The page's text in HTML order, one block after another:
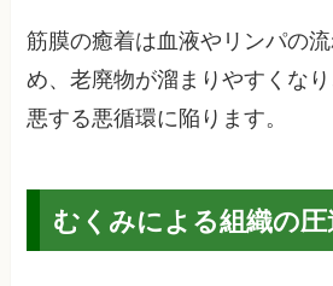
筋膜の癒着は血液やリンパの
め、老廃物が溜まりやすくな
悪する悪循環に陥ります。
むくみによる組織の